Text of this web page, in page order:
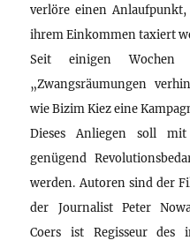
verlöre einen
ihrem Einkommen taxiert
Seit einigen Wochen
„Zwangsräumungen
wie Bizim Kiez eine
Dieses Anliegen soll
genügend
werden. Autoren sind der
der Journalist Peter
Coers ist Regisseur des